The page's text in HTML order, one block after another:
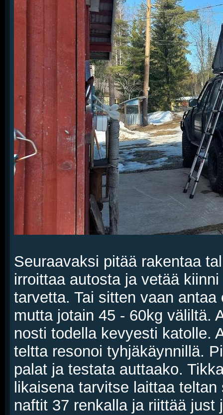
Seuraavaksi pitää rakentaa
irroittaa autosta ja vetää
tarvetta. Tai sitten vaan
mutta jotain 45 - 60kg väliltä.
nosti todella kevyesti katolle.
teltta resonoi tyhjäkäynnillä.
palat ja testata auttaako.
likaisena tarvitse laittaa
naftit 37 renkalla ja riittää just